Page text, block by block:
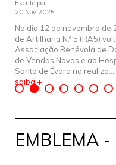
Escrito por
20 Nov 2025
No dia 12 de novembro de
de Artilharia N.º 5 (RA5)
Associação Benévola de
de Vendas Novas e ao
Santo de Évora na realiza...
saiba +
EMBLEMA